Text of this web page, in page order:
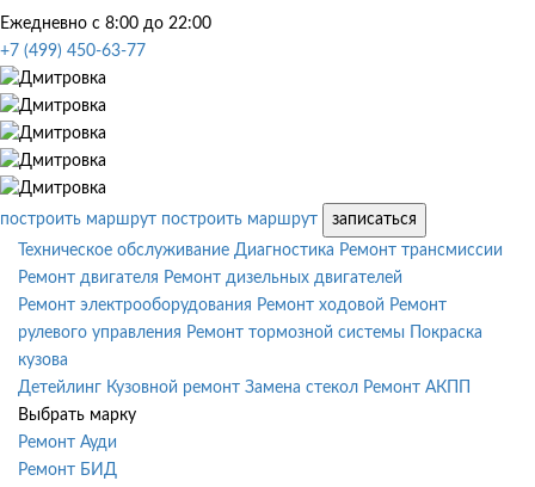
Ежедневно с 8:00 до 22:00
+7 (499) 450-63-77
построить маршрут построить маршрут
записаться
Техническое обслуживание Диагностика Ремонт трансмиссии
Ремонт двигателя Ремонт дизельных двигателей
Ремонт электрооборудования Ремонт ходовой Ремонт
рулевого управления Ремонт тормозной системы
Покраска
кузова
Детейлинг Кузовной ремонт Замена стекол Ремонт АКПП
Выбрать марку
Ремонт Ауди
Ремонт БИД